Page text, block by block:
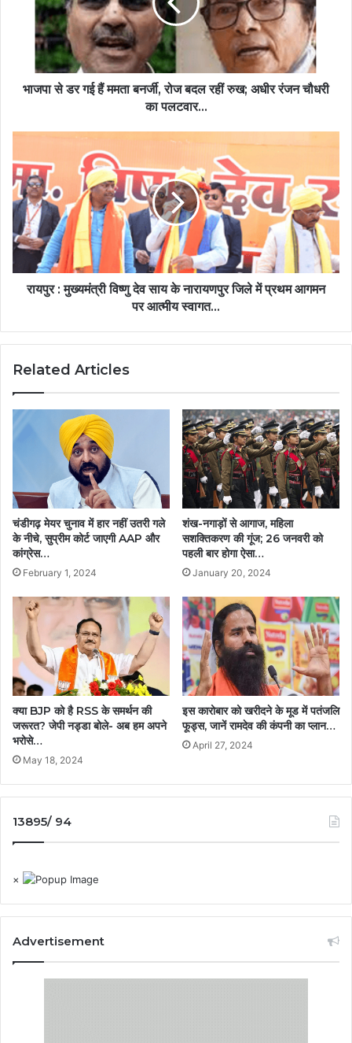
भाजपा से डर गई हैं ममता बनर्जी, रोज बदल रहीं रुख; अधीर रंजन चौधरी
का पलटवार...
रायपुर : मुख्यमंत्री विष्णु देव साय के नारायणपुर जिले में प्रथम आगमन
पर आत्मीय स्वागत...
Related Articles
चंडीगढ़ मेयर चुनाव में हार नहीं उतरी गले
के नीचे, सुप्रीम कोर्ट जाएगी AAP और
कांग्रेस…
February 1, 2024
शंख-नगाड़ों से आगाज, महिला
सशक्तिकरण की गूंज; 26 जनवरी को
पहली बार होगा ऐसा…
January 20, 2024
क्या BJP को है RSS के समर्थन की
जरूरत? जेपी नड्डा बोले- अब हम अपने
भरोसे…
May 18, 2024
इस कारोबार को खरीदने के मूड में पतंजलि
फूड्स, जानें रामदेव की कंपनी का प्लान…
April 27, 2024
13895/ 94
×
Advertisement